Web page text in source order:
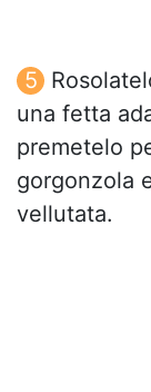
una fetta
premetelo
gorgonzola
vellutata.